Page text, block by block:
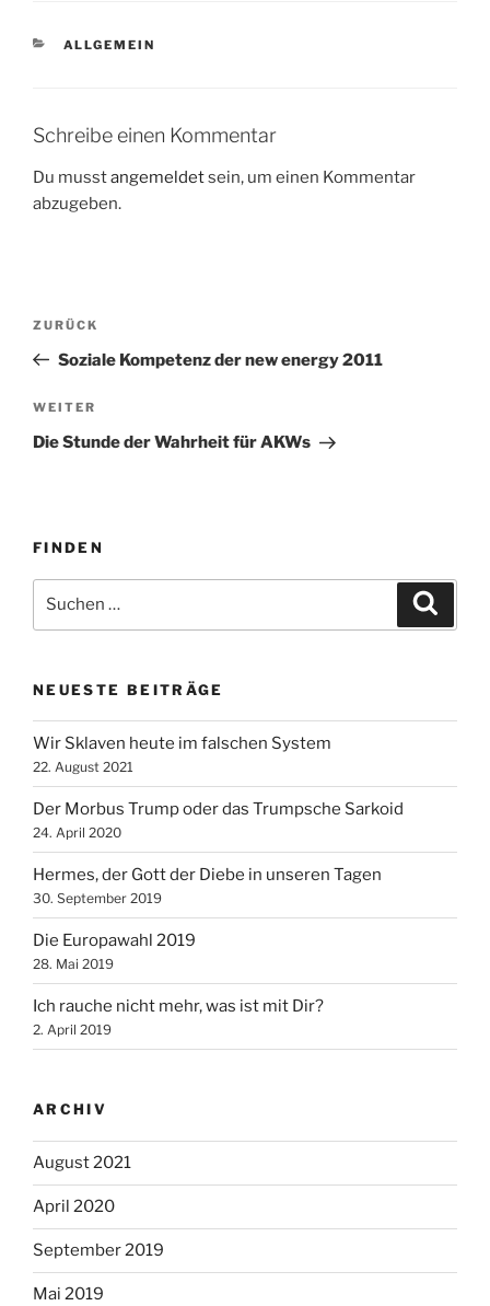
KATEGORIEN
ALLGEMEIN
Schreibe einen Kommentar
Du musstangemeldetsein, um einen Kommentar
abzugeben.
Beitragsnavigation
Vorheriger
Beitrag
ZURÜCK
Soziale Kompetenz der new energy 2011
Nächster
Beitrag
WEITER
Die Stunde der Wahrheit für AKWs
FINDEN
nach:
NEUESTE BEITRÄGE
Wir Sklaven heute im falschen System
22. August 2021
Der Morbus Trump oder das Trumpsche Sarkoid
24. April 2020
Hermes, der Gott der Diebe in unseren Tagen
30. September 2019
Die Europawahl 2019
28. Mai 2019
Ich rauche nicht mehr, was ist mit Dir?
2. April 2019
ARCHIV
August 2021
April 2020
September 2019
Mai 2019